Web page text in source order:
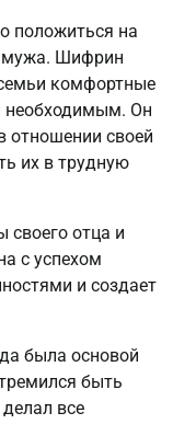
положиться на
мужа. Шифрин
комфортные
необходимым. Он
отношении своей
их в трудную
отца и
с успехом
и создает
была основой
быть
все